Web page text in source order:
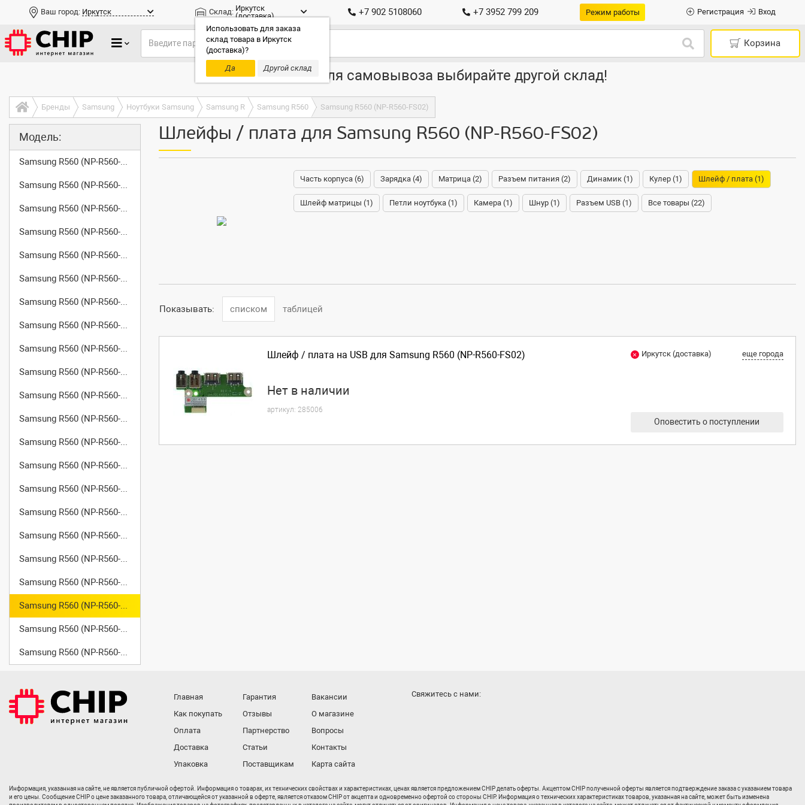
Ваш город: Иркутск Склад: Иркутск
(доставка)
Использовать для заказа
склад товара в Иркутск
(доставка)?
Да
Другой склад
+7 902 5108060 +7 3952 799 209 Режим работы Регистрация Вход
Корзина
Только доставка, для самовывоза выбирайте другой склад!
Бренды Samsung Ноутбуки Samsung Samsung R Samsung R560 Samsung R560 (NP-R560-FS02)
Модель:
Samsung R560 (NP-R560-A000)
Samsung R560 (NP-R560-A001)
Samsung R560 (NP-R560-ASS0)
Samsung R560 (NP-R560-ASS1)
Samsung R560 (NP-R560-ASS2)
Samsung R560 (NP-R560-ASS3)
Samsung R560 (NP-R560-ASS4)
Samsung R560 (NP-R560-ASS5)
Samsung R560 (NP-R560-ASS6)
Samsung R560 (NP-R560-ASS7)
Samsung R560 (NP-R560-ASS8)
Samsung R560 (NP-R560-ASS9)
Samsung R560 (NP-R560-ASSA)
Samsung R560 (NP-R560-ASSB)
Samsung R560 (NP-R560-ASSC)
Samsung R560 (NP-R560-ASSD)
Samsung R560 (NP-R560-BS01)
Samsung R560 (NP-R560-BS02)
Samsung R560 (NP-R560-FS01)
Samsung R560 (NP-R560-FS02)
Samsung R560 (NP-R560-XS01)
Samsung R560 (NP-R560-XS02)
Шлейфы / плата для Samsung R560 (NP-R560-FS02)
Часть корпуса (6) Зарядка (4) Матрица (2) Разъем питания (2) Динамик (1) Кулер (1) Шлейф / плата (1)
Шлейф матрицы (1) Петли ноутбука (1) Камера (1) Шнур (1) Разъем USB (1) Все товары (22)
Показывать: списком таблицей
Шлейф / плата на USB для Samsung R560 (NP-R560-FS02)
Нет в наличии
артикул: 285006
Иркутск (доставка) еще города
Оповестить о поступлении
Главная
Как покупать
Оплата
Доставка
Упаковка
Гарантия
Отзывы
Партнерство
Статьи
Поставщикам
Вакансии
О магазине
Вопросы
Контакты
Карта сайта
Cвяжитесь с нами:
Информация, указанная на сайте, не является публичной офертой. Информация о товарах, их технических свойствах и характеристиках, ценах является предложением CHIP делать оферты. Акцептом CHIP полученной оферты является подтверждение заказа с указанием товара
и его цены. Сообщение CHIP о цене заказанного товара, отличающейся от указанной в оферте, является отказом CHIP от акцепта и одновременно офертой со стороны CHIP. Информация о технических характеристиках товаров, указанная на сайте, может быть изменена